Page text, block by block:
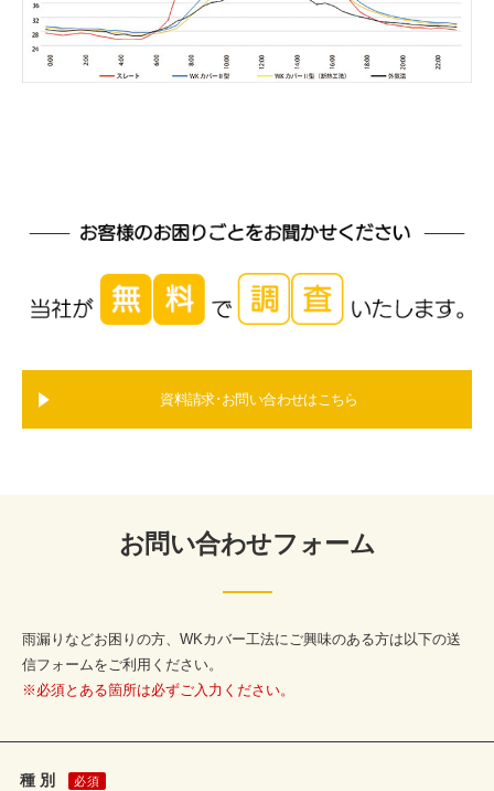
資料請求･お問い合わせはこちら
お問い合わせフォーム
雨漏りなどお困りの方、WKカバー工法にご興味のある方は以下の送
信フォームをご利用ください。
※必須とある箇所は必ずご入力ください。
種 別 必須